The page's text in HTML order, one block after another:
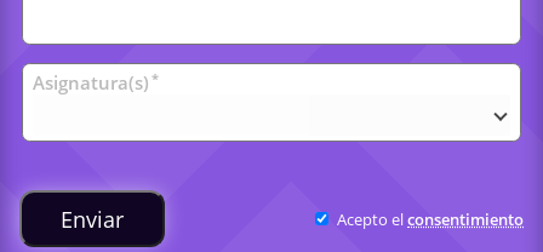
Clases
universitarias
Asignatura(s) *
Enviar Acepto elconsentimiento